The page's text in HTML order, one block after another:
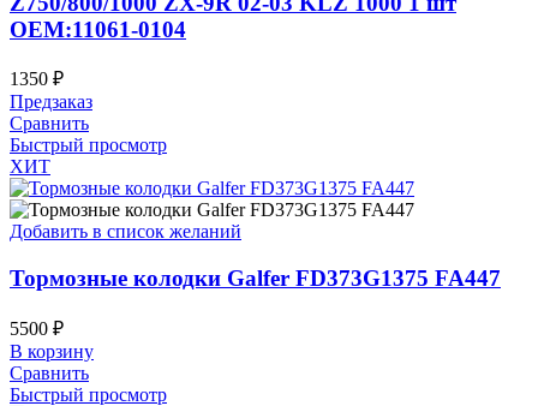
OEM:11061-0104
1350 ₽
Предзаказ
Сравнить
Быстрый просмотр
ХИТ
Добавить в список желаний
Тормозные колодки Galfer FD373G1375 FA447
5500 ₽
В корзину
Сравнить
Быстрый просмотр